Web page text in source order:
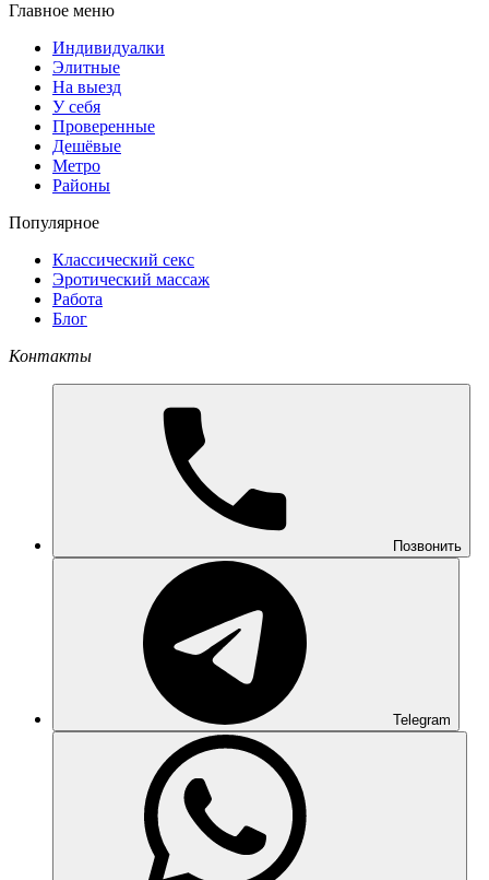
Главное меню
Индивидуалки
Элитные
На выезд
У себя
Проверенные
Дешёвые
Метро
Районы
Популярное
Классический секс
Эротический массаж
Работа
Блог
Контакты
Позвонить
Telegram